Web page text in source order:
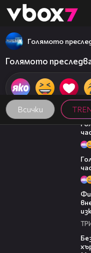
👾
Всички
Голямото
Голямото
09:13